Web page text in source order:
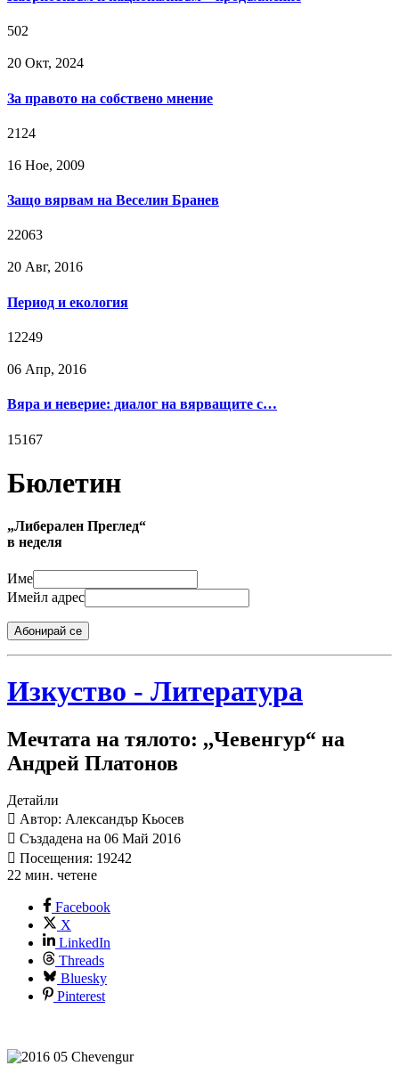
502
20 Окт, 2024
За правото на собствено мнение
2124
16 Ное, 2009
Защо вярвам на Веселин Бранев
22063
20 Авг, 2016
Период и екология
12249
06 Апр, 2016
Вяра и неверие: диалог на вярващите с…
15167
Бюлетин
„Либерален Преглед“
в неделя
Име
Имейл адрес
Абонирай се
Изкуство - Литература
Мечтата на тялото: ,,Чевенгур“ на
Андрей Платонов
Детайли
Автор: Александър Кьосев
Създадена на 06 Май 2016
Посещения: 19242
22 мин. четене
Facebook
X
LinkedIn
Threads
Bluesky
Pinterest